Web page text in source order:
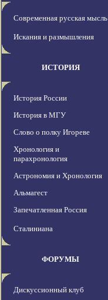
Современная русская мысль
Искания и размышления
ИСТОРИЯ
История России
История в МГУ
Слово о полку Игореве
Хронология и
парахронология
Астрономия и Хронология
Альмагест
Запечатленная Россия
Сталиниана
ФОРУМЫ
Дискуссионный клуб